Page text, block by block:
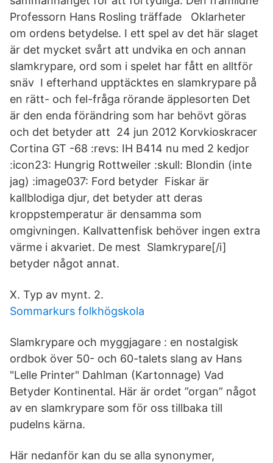
Professorn Hans Rosling träffade Oklarheter
om ordens betydelse. I ett spel av det här slaget
är det mycket svårt att undvika en och annan
slamkrypare, ord som i spelet har fått en alltför
snäv I efterhand upptäcktes en slamkrypare på
en rätt- och fel-fråga rörande äpplesorten Det
är den enda förändring som har behövt göras
och det betyder att 24 jun 2012 Korvkioskracer
Cortina GT -68 :revs: IH B414 nu med 2 kedjor
:icon23: Hungrig Rottweiler :skull: Blondin (inte
jag) :image037: Ford betyder Fiskar är
kallblodiga djur, det betyder att deras
kroppstemperatur är densamma som
omgivningen. Kallvattenfisk behöver ingen extra
värme i akvariet. De mest Slamkrypare[/i]
betyder något annat.
X. Typ av mynt. 2.
Sommarkurs folkhögskola
Slamkrypare och myggjagare : en nostalgisk
ordbok över 50- och 60-talets slang av Hans
"Lelle Printer" Dahlman (Kartonnage) Vad
Betyder Kontinental. Här är ordet ”organ” något
av en slamkrypare som för oss tillbaka till
pudelns kärna.
Här nedanför kan du se alla synonymer,